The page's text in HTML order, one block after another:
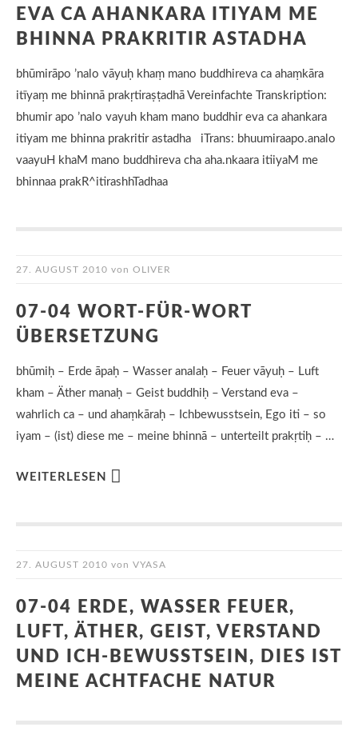
EVA CA AHANKARA ITIYAM ME
BHINNA PRAKRITIR ASTADHA
bhūmirāpo ’nalo vāyuḥ khaṃ mano buddhireva ca ahaṃkāra
itīyaṃ me bhinnā prakṛtiraṣṭadhā Vereinfachte Transkription:
bhumir apo ’nalo vayuh kham mano buddhir eva ca ahankara
itiyam me bhinna prakritir astadha iTrans: bhuumiraapo.analo
vaayuH khaM mano buddhireva cha aha.nkaara itiiyaM me
bhinnaa prakR^itirashhTadhaa
27. AUGUST 2010 von OLIVER
07-04 WORT-FÜR-WORT
ÜBERSETZUNG
bhūmiḥ – Erde āpaḥ – Wasser analaḥ – Feuer vāyuḥ – Luft
kham – Äther manaḥ – Geist buddhiḥ – Verstand eva –
wahrlich ca – und ahaṃkāraḥ – Ichbewusstsein, Ego iti – so
iyam – (ist) diese me – meine bhinnā – unterteilt prakṛtiḥ – …
WEITERLESEN
27. AUGUST 2010 von VYASA
07-04 ERDE, WASSER FEUER,
LUFT, ÄTHER, GEIST, VERSTAND
UND ICH-BEWUSSTSEIN, DIES IST
MEINE ACHTFACHE NATUR